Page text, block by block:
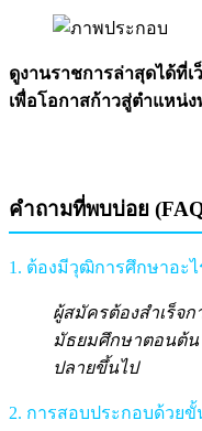
ดูงานราชการล่าสุดได้ที่
เพื่อโอกาสก้าวสู่ตำแหน่
คำถามที่พบบ่อย
1. ต้องมีวุฒิการศึกษาอะไ
ผู้สมัครต้องสำเร็จ
มัธยมศึกษาตอนต้
ปลายขึ้นไป
2. การสอบประกอบด้วย